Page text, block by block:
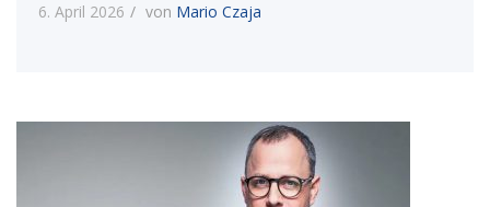
6. April 2026 von Mario Czaja